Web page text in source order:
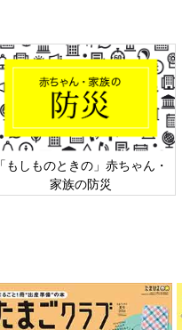
日本外来小児科学会リーフレッ
ト検討会